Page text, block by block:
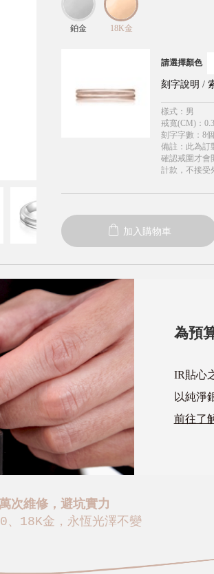
鉑金 18K金
請選擇顏色
刻字說明 /
樣式 ： 男
戒寬(CM) ： 0.3
刻字字數 ： 8
備註 ： 此為訂
確認戒圍才會
計款，不接受
加入購物車
為預
IR貼心
以純淨
前往了
次維修，避坑實力
、18K金，永恆光澤不變